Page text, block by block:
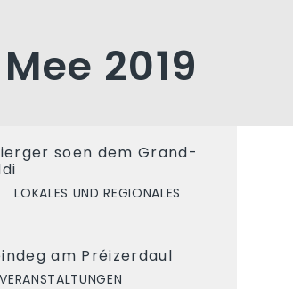
2019
soen dem Grand-
LOKALES UND REGIONALES
am Préizerdaul
VERANSTALTUNGEN